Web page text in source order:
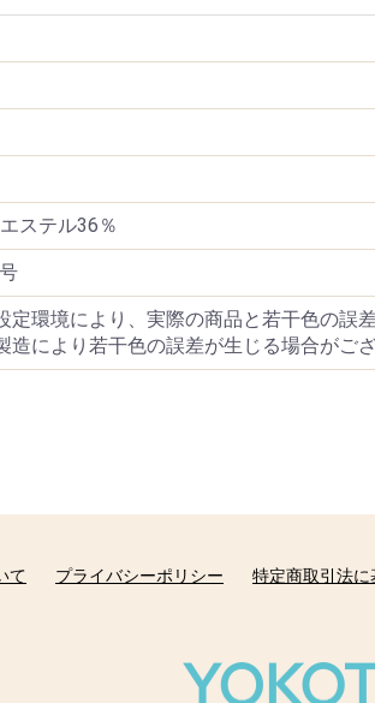
ステル36％
定環境により、実際の商品と若干色の誤
造により若干色の誤差が生じる場合がござ
て プライバシーポリシー 特定商取引法に